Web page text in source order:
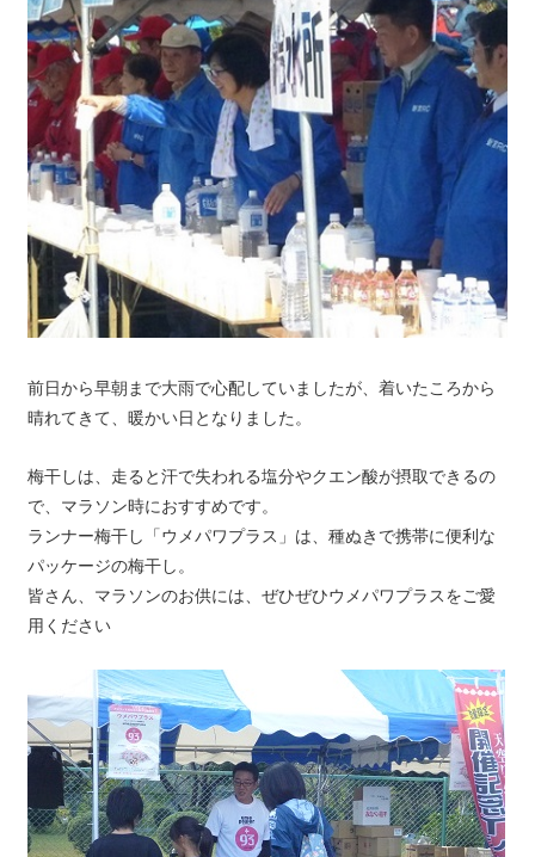
前日から早朝まで大雨で心配していましたが、着いたころから
晴れてきて、暖かい日となりました。
梅干しは、走ると汗で失われる塩分やクエン酸が摂取できるの
で、マラソン時におすすめです。
ランナー梅干し「ウメパワプラス」は、種ぬきで携帯に便利な
パッケージの梅干し。
皆さん、マラソンのお供には、ぜひぜひウメパワプラスをご愛
用ください